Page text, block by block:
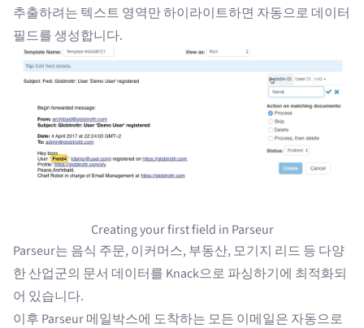
추출하려는 텍스트 영역만 하이라이트하면 자동으로 데이터
필드를 생성합니다.
Creating your first field in Parseur
Parseur는 음식 주문, 이커머스, 부동산, 모기지 리드 등 다양
한 산업군의 문서 데이터를 Knack으로 파싱하기에 최적화되
어 있습니다.
이후 Parseur 메일박스에 도착하는 모든 이메일은 자동으로